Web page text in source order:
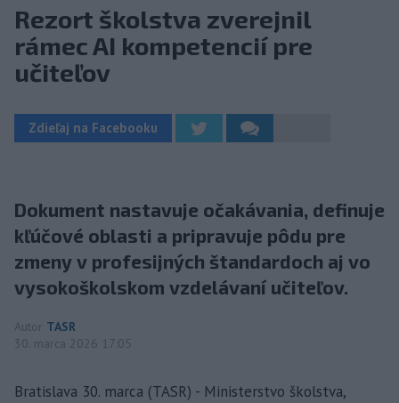
Rezort školstva zverejnil
rámec AI kompetencií pre
učiteľov
Zdieľaj na Facebooku
Dokument nastavuje očakávania, definuje
kľúčové oblasti a pripravuje pôdu pre
zmeny v profesijných štandardoch aj vo
vysokoškolskom vzdelávaní učiteľov.
Autor TASR
30. marca 2026 17:05
Bratislava 30. marca (TASR) - Ministerstvo školstva,